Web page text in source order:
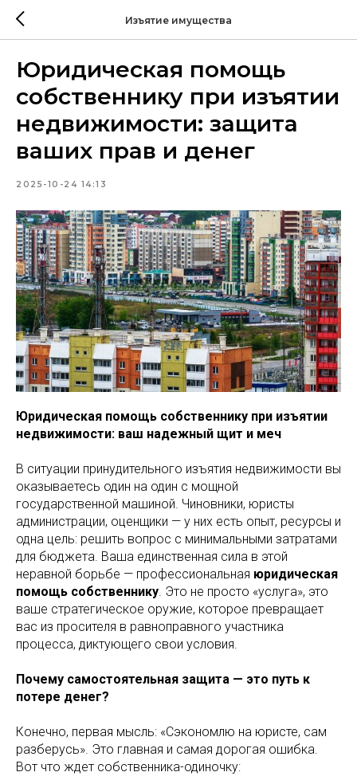
Изъятие имущества
Юридическая помощь
собственнику при изъятии
недвижимости: защита
ваших прав и денег
2025-10-24 14:13
Юридическая помощь собственнику при изъятии
недвижимости: ваш надежный щит и меч
В ситуации принудительного изъятия недвижимости вы
оказываетесь один на один с мощной
государственной машиной. Чиновники, юристы
администрации, оценщики — у них есть опыт, ресурсы и
одна цель: решить вопрос с минимальными затратами
для бюджета. Ваша единственная сила в этой
неравной борьбе — профессиональная юридическая
помощь собственнику. Это не просто «услуга», это
ваше стратегическое оружие, которое превращает
вас из просителя в равноправного участника
процесса, диктующего свои условия.
Почему самостоятельная защита — это путь к
потере денег?
Конечно, первая мысль: «Сэкономлю на юристе, сам
разберусь». Это главная и самая дорогая ошибка.
Вот что ждет собственника-одиночку: